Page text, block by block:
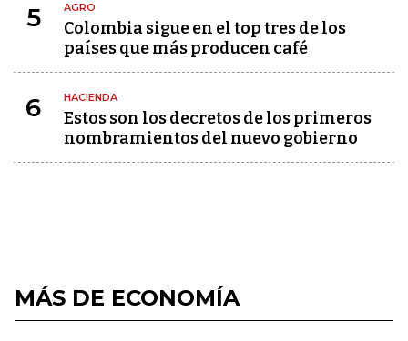
5 AGRO
Colombia sigue en el top tres de los
países que más producen café
6 HACIENDA
Estos son los decretos de los primeros
nombramientos del nuevo gobierno
MÁS DE ECONOMÍA